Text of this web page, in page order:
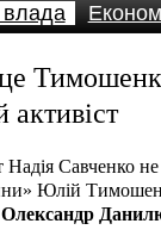
влада
активіст
Савченко
Юлій
Олександр